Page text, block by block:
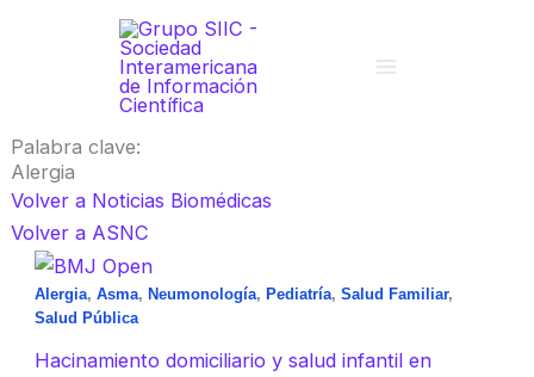
Palabra clave:
Alergia
Volver a Noticias Biomédicas
Volver a ASNC
Alergia, Asma, Neumonología, Pediatría, Salud Familiar,
Salud Pública
Hacinamiento domiciliario y salud infantil en